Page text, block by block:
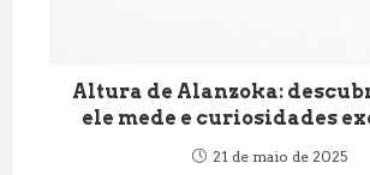
Altura de Alanzoka:
ele mede e curiosidades
21 de maio de 2025